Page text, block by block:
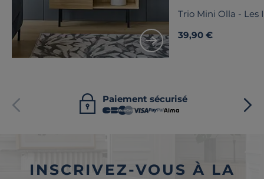
Trio Mini Olla - Les
39,90 €
Paiement sécurisé
INSCRIVEZ-VOUS À LA